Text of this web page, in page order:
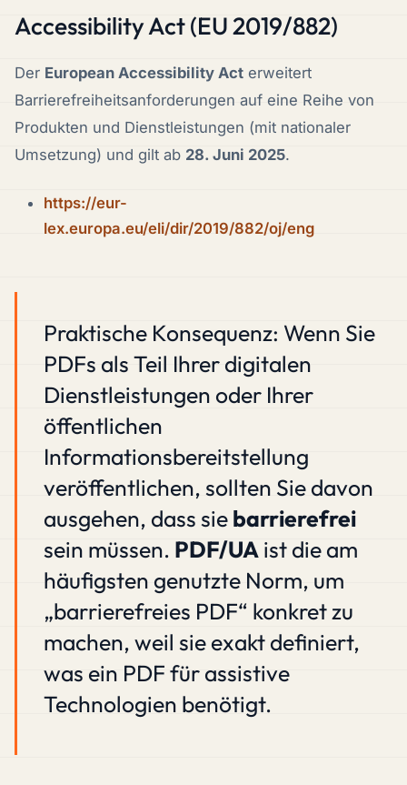
Accessibility Act (EU 2019/882)
Der European Accessibility Act erweitert
Barrierefreiheitsanforderungen auf eine Reihe von
Produkten und Dienstleistungen (mit nationaler
Umsetzung) und gilt ab 28. Juni 2025.
https://eur-
lex.europa.eu/eli/dir/2019/882/oj/eng
Praktische Konsequenz: Wenn Sie
PDFs als Teil Ihrer digitalen
Dienstleistungen oder Ihrer
öffentlichen
Informationsbereitstellung
veröffentlichen, sollten Sie davon
ausgehen, dass siebarrierefrei
sein müssen. PDF/UAist die am
häufigsten genutzte Norm, um
„barrierefreies PDF“ konkret zu
machen, weil sie exakt definiert,
was ein PDF für assistive
Technologien benötigt.